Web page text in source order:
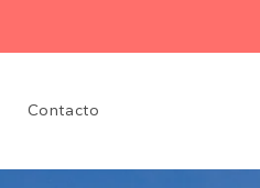
Contacto